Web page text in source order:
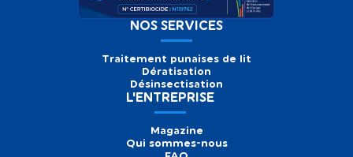
NOS SERVICES
Traitement punaises de lit
Dératisation
Désinsectisation
L'ENTREPRISE
Magazine
Qui sommes-nous